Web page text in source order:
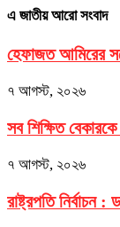
এ জাতীয় আরো সংবাদ
হেফাজত আমিরের
৭ আগস্ট, ২০২৬
সব শিক্ষিত বেকারকে
৭ আগস্ট, ২০২৬
রাষ্ট্রপতি নির্বাচন